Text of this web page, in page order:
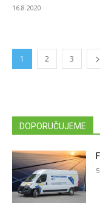
16.8.2020
1 2 3
DOPORUČUJEME